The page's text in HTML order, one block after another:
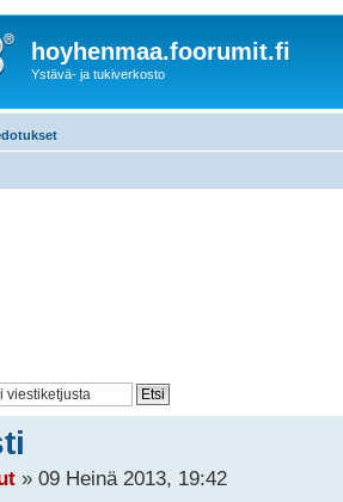
hoyhenmaa.foorumit.fi
Ystävä- ja tukiverkosto
» 09 Heinä 2013, 19:42